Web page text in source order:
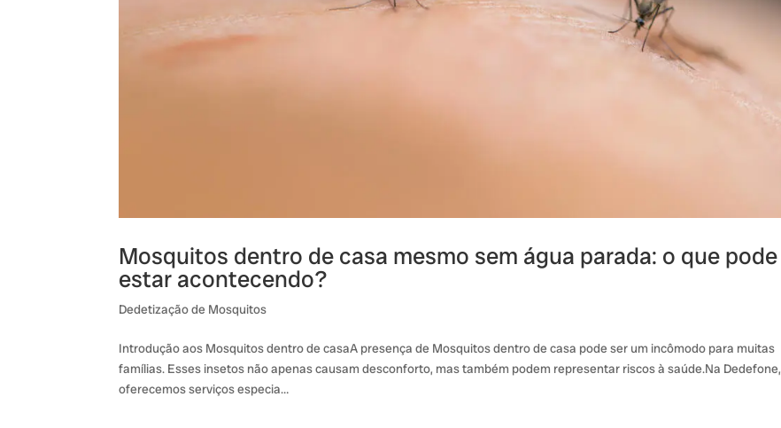
Mosquitos dentro de casa mesmo sem água parada: o que pode
estar acontecendo?
Dedetização de Mosquitos
Introdução aos Mosquitos dentro de casaA presença de Mosquitos dentro de casa pode ser um incômodo para muitas
famílias. Esses insetos não apenas causam desconforto, mas também podem representar riscos à saúde.Na Dedefone,
oferecemos serviços especia…